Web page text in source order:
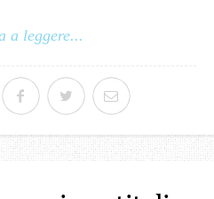
a leggere...